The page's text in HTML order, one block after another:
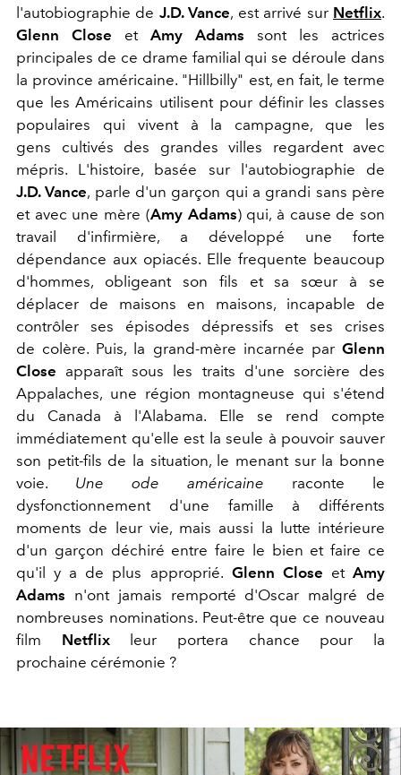
l'autobiographie de J.D. Vance, est arrivé sur Netflix.
Glenn Close et Amy Adams sont les actrices
principales de ce drame familial qui se déroule dans
la province américaine. "Hillbilly" est, en fait, le terme
que les Américains utilisent pour définir les classes
populaires qui vivent à la campagne, que les
gens cultivés des grandes villes regardent avec
mépris. L'histoire, basée sur l'autobiographie de
J.D. Vance, parle d'un garçon qui a grandi sans père
et avec une mère (Amy Adams) qui, à cause de son
travail d'infirmière, a développé une forte
dépendance aux opiacés. Elle frequente beaucoup
d'hommes, obligeant son fils et sa sœur à se
déplacer de maisons en maisons, incapable de
contrôler ses épisodes dépressifs et ses crises
de colère. Puis, la grand-mère incarnée par Glenn
Close apparaît sous les traits d'une sorcière des
Appalaches, une région montagneuse qui s'étend
du Canada à l'Alabama. Elle se rend compte
immédiatement qu'elle est la seule à pouvoir sauver
son petit-fils de la situation, le menant sur la bonne
voie. Une ode américaine raconte le
dysfonctionnement d'une famille à différents
moments de leur vie, mais aussi la lutte intérieure
d'un garçon déchiré entre faire le bien et faire ce
qu'il y a de plus approprié. Glenn Close etAmy
Adams n'ont jamais remporté d'Oscar malgré de
nombreuses nominations. Peut-être que ce nouveau
film Netflixleur portera chance pour la
prochaine cérémonie ?